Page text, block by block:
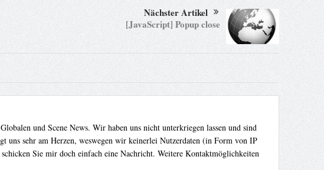
Nächster Artikel
[JavaScript] Popup close
und Scene News. Wir haben uns nicht unterkriegen lassen und sind
uns sehr am Herzen, weswegen wir keinerlei Nutzerdaten (in Form von IP
Sie mir doch einfach eine Nachricht. Weitere Kontaktmöglichkeiten